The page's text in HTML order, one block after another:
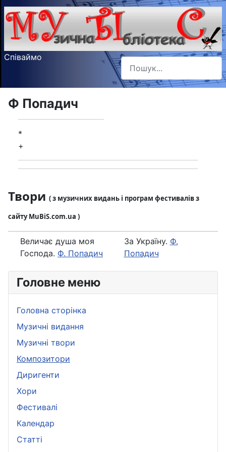
Співаймо Пошук
Type 2 or more characters
Головне меню
Головна сторінка
Музичні видання
Музичні твори
Композитори
Диригенти
Хори
Фестивалі
Календар
Статті
Ф Попадич
*
+
Твори ( з музичних видань і програм фестивалів з
сайту MuBiS.com.ua )
Величає душа моя
Господа. Ф. Попадич
За Україну. Ф.
Попадич